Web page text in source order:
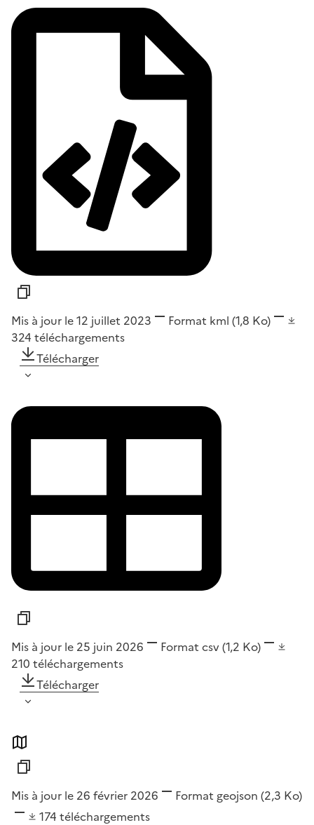
Mis à jour le 12 juillet 2023 Format kml (1,8 Ko)
324 téléchargements
Télécharger
Mis à jour le 25 juin 2026 Format csv(1,2 Ko)
210 téléchargements
Télécharger
Mis à jour le 26 février 2026 Format geojson (2,3 Ko)
174 téléchargements